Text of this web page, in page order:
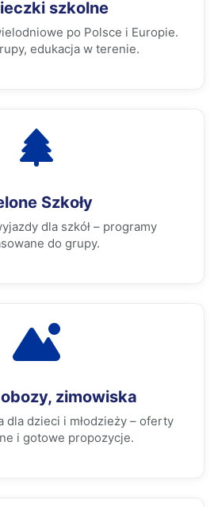
szkolne
po Polsce i Europie.
edukacja w terenie.
Szkoły
dla szkół – programy
do grupy.
zimowiska
dla dzieci i młodzieży – oferty
i gotowe propozycje.